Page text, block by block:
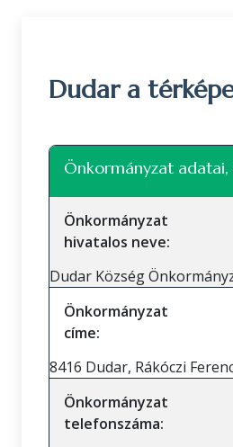
Dudar a
+
Önkormányzat adatai,
Önkormányzat
hivatalos neve:
Dudar Község
Önkormányzat
címe:
8416 Dudar, Rákóczi
Önkormányzat
telefonszáma: